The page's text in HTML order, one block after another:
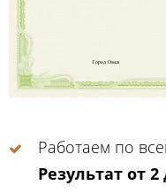
Работаем по
Результат от